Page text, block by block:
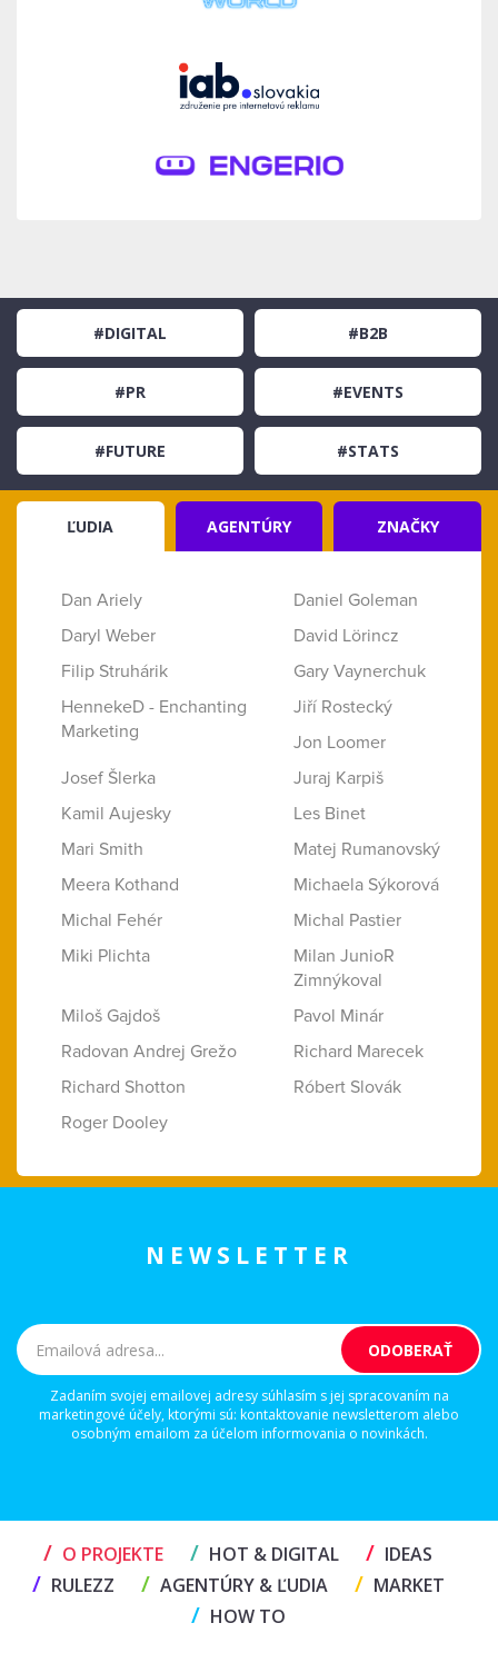
#DIGITAL #B2B
#PR #EVENTS
#FUTURE #STATS
ĽUDIA AGENTÚRY ZNAČKY
Dan Ariely
Daniel Goleman
Daryl Weber
David Lörincz
Filip Struhárik
Gary Vaynerchuk
HennekeD - Enchanting
Marketing
Jiří Rostecký
Jon Loomer
Josef Šlerka
Juraj Karpiš
Kamil Aujesky
Les Binet
Mari Smith
Matej Rumanovský
Meera Kothand
Michaela Sýkorová
Michal Fehér
Michal Pastier
Miki Plichta
Milan JunioR
Zimnýkoval
Miloš Gajdoš
Pavol Minár
Radovan Andrej Grežo
Richard Marecek
Richard Shotton
Róbert Slovák
Roger Dooley
NEWSLETTER
Zadaním svojej emailovej adresy súhlasím s jej spracovaním na
marketingové účely, ktorými sú: kontaktovanie newsletterom alebo
osobným emailom za účelom informovania o novinkách.
/ O PROJEKTE / HOT & DIGITAL / IDEAS
/ RULEZZ / AGENTÚRY & ĽUDIA / MARKET
/ HOW TO